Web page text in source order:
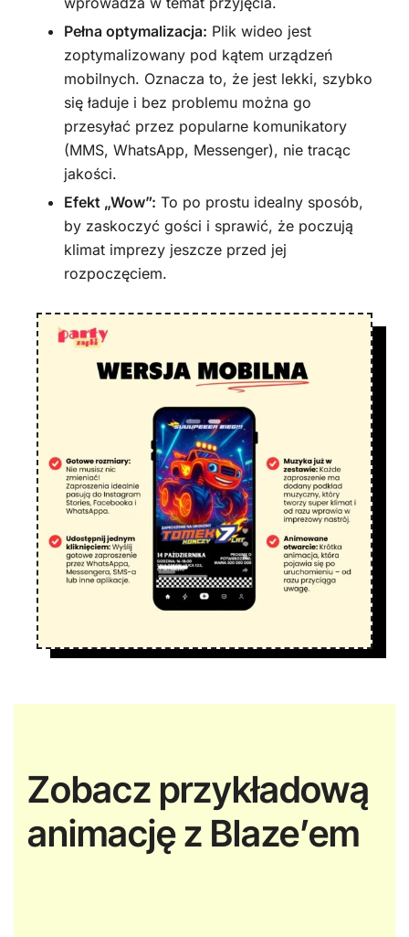
Pełna optymalizacja: Plik wideo jest
zoptymalizowany pod kątem urządzeń
mobilnych. Oznacza to, że jest lekki, szybko
się ładuje i bez problemu można go
przesyłać przez popularne komunikatory
(MMS, WhatsApp, Messenger), nie tracąc
jakości.
Efekt „Wow”: To po prostu idealny sposób,
by zaskoczyć gości i sprawić, że poczują
klimat imprezy jeszcze przed jej
rozpoczęciem.
Zobacz przykładową
animację z Blaze’em